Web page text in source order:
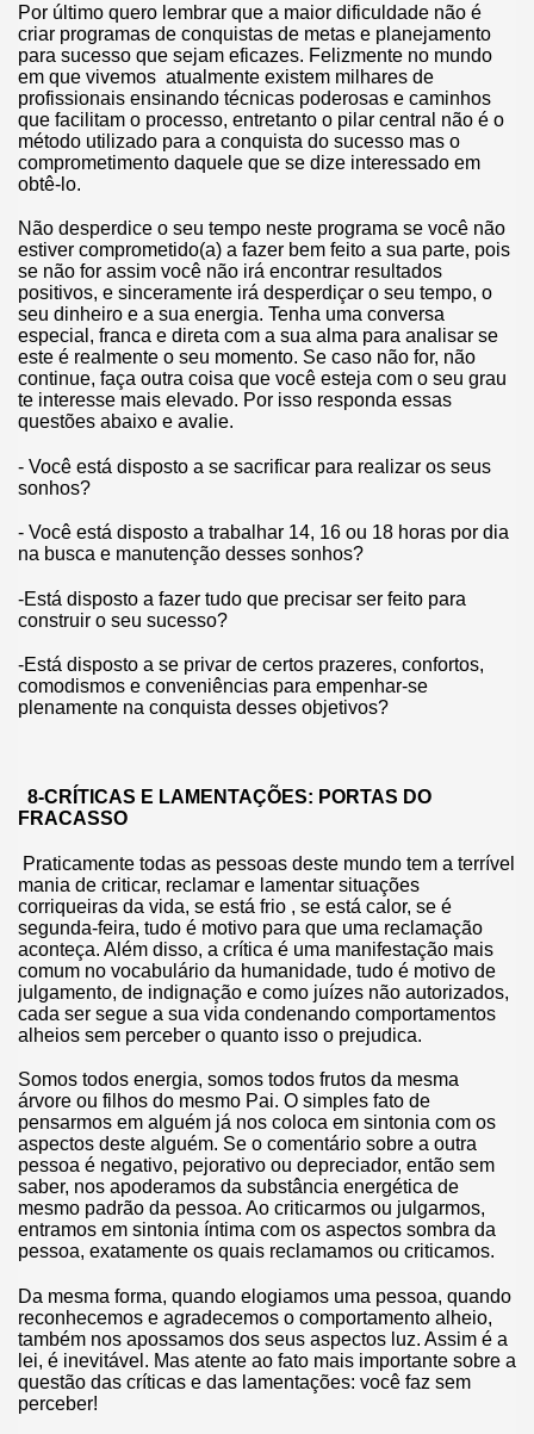
Por último quero lembrar que a maior dificuldade não é
criar programas de conquistas de metas e planejamento
para sucesso que sejam eficazes. Felizmente no mundo
em que vivemos atualmente existem milhares de
profissionais ensinando técnicas poderosas e caminhos
que facilitam o processo, entretanto o pilar central não é o
método utilizado para a conquista do sucesso mas o
comprometimento daquele que se dize interessado em
obtê-lo.
Não desperdice o seu tempo neste programa se você não
estiver comprometido(a) a fazer bem feito a sua parte, pois
se não for assim você não irá encontrar resultados
positivos, e sinceramente irá desperdiçar o seu tempo, o
seu dinheiro e a sua energia. Tenha uma conversa
especial, franca e direta com a sua alma para analisar se
este é realmente o seu momento. Se caso não for, não
continue, faça outra coisa que você esteja com o seu grau
te interesse mais elevado. Por isso responda essas
questões abaixo e avalie.
- Você está disposto a se sacrificar para realizar os seus
sonhos?
- Você está disposto a trabalhar 14, 16 ou 18 horas por dia
na busca e manutenção desses sonhos?
-Está disposto a fazer tudo que precisar ser feito para
construir o seu sucesso?
-Está disposto a se privar de certos prazeres, confortos,
comodismos e conveniências para empenhar-se
plenamente na conquista desses objetivos?
8-CRÍTICAS E LAMENTAÇÕES: PORTAS DO
FRACASSO
Praticamente todas as pessoas deste mundo tem a terrível
mania de criticar, reclamar e lamentar situações
corriqueiras da vida, se está frio , se está calor, se é
segunda-feira, tudo é motivo para que uma reclamação
aconteça. Além disso, a crítica é uma manifestação mais
comum no vocabulário da humanidade, tudo é motivo de
julgamento, de indignação e como juízes não autorizados,
cada ser segue a sua vida condenando comportamentos
alheios sem perceber o quanto isso o prejudica.
Somos todos energia, somos todos frutos da mesma
árvore ou filhos do mesmo Pai. O simples fato de
pensarmos em alguém já nos coloca em sintonia com os
aspectos deste alguém. Se o comentário sobre a outra
pessoa é negativo, pejorativo ou depreciador, então sem
saber, nos apoderamos da substância energética de
mesmo padrão da pessoa. Ao criticarmos ou julgarmos,
entramos em sintonia íntima com os aspectos sombra da
pessoa, exatamente os quais reclamamos ou criticamos.
Da mesma forma, quando elogiamos uma pessoa, quando
reconhecemos e agradecemos o comportamento alheio,
também nos apossamos dos seus aspectos luz. Assim é a
lei, é inevitável. Mas atente ao fato mais importante sobre a
questão das críticas e das lamentações: você faz sem
perceber!